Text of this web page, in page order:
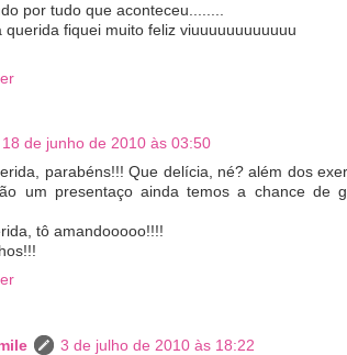
por tudo que aconteceu........
querida fiquei muito feliz viuuuuuuuuuuuu
18 de junho de 2010 às 03:50
parabéns!!! Que delícia, né? além dos
um presentaço ainda temos a chance de
tô amandooooo!!!!
3 de julho de 2010 às 18:22